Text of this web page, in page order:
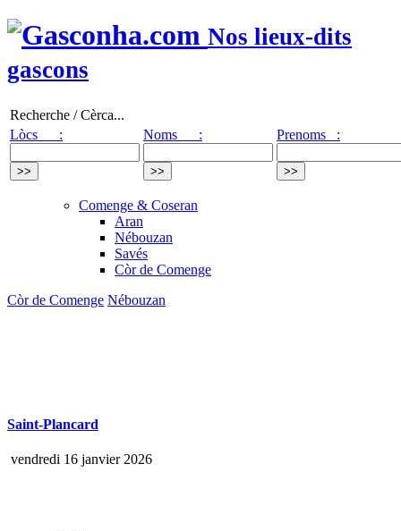
Nos lieux-dits
gascons
Recherche / Cèrca...
Lòcs :
Noms : Prenoms :
Comenge & Coseran
Aran
Nébouzan
Savés
Còr de Comenge
Còr de Comenge Nébouzan
Saint-Plancard
vendredi 16 janvier 2026